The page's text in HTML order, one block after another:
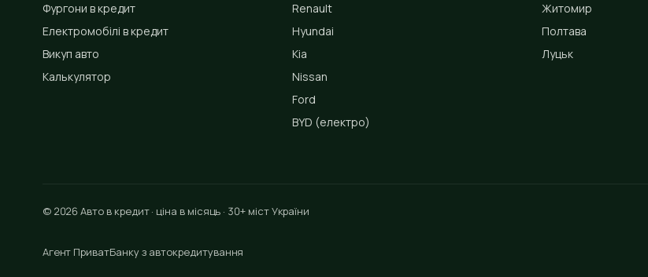
Фургони в кредит
Електромобілі в кредит
Викуп авто
Калькулятор
Renault
Hyundai
Kia
Nissan
Ford
BYD (електро)
Житомир
Полтава
Луцьк
© 2026 Авто в кредит · ціна в місяць · 30+ міст України
Агент ПриватБанку з автокредитування